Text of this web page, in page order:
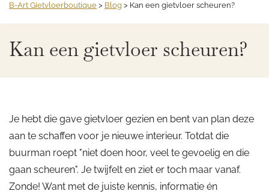
B-Art Gietvloerboutique > Blog > Kan een gietvloer scheuren?
Kan een gietvloer scheuren?
Je hebt die gave gietvloer gezien en bent van plan deze
aan te schaffen voor je nieuwe interieur. Totdat die
buurman roept "niet doen hoor, veel te gevoelig en die
gaan scheuren". Je twijfelt en ziet er toch maar vanaf.
Zonde! Want met de juiste kennis, informatie én